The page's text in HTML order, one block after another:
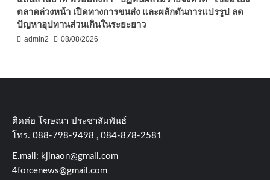
ตลาดล่วงหน้า เปิดทางการขนส่ง และผลักดันการแปรรูป ลด
ปัญหาอุปทานส่วนเกินในระยะยาว
admin2 08/08/2026
ติดต่อ​ โฆษณา​ ประชาสัมพันธ์
โทร​. 088-798-9498 , 084-878-2581
E.mail: kjinaon@gmail.com
4forcenews@gmail.com